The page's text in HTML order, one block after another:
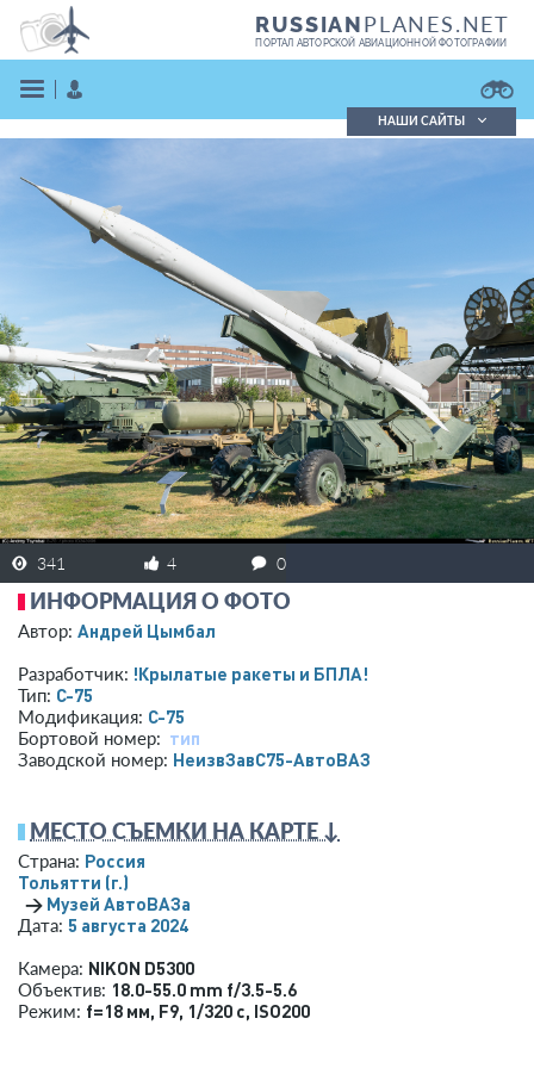
RUSSIANPLANES.NET
ПОРТАЛ АВТОРСКОЙ АВИАЦИОННОЙ ФОТОГРАФИИ
ЗАРЕГИСТРИРОВАТЬСЯ
НАШИ САЙТЫ
341 4 0
ИНФОРМАЦИЯ О ФОТО
Автор: Андрей Цымбал
Разработчик: !Крылатые ракеты и БПЛА!
Тип: С-75
Модификация: С-75
Бортовой номер: тип
Заводской номер: НеизвЗавС75-АвтоВАЗ
МЕСТО СЪЕМКИ НА КАРТЕ ↓
Страна: Россия
Тольятти (г.)
→ Музей АвтоВАЗа
Дата: 5 августа 2024
Камера: NIKON D5300
Объектив: 18.0-55.0 mm f/3.5-5.6
Режим: f=18 мм, F9, 1/320 с, ISO200